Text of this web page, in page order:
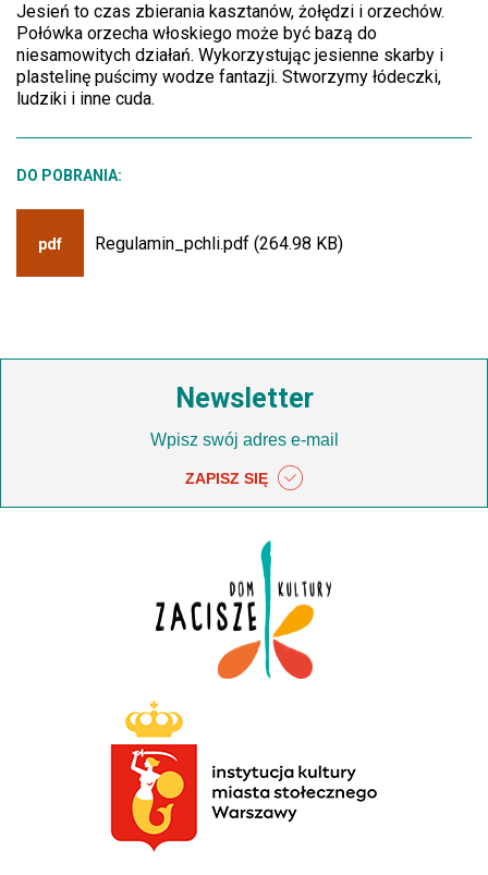
Jesień to czas zbierania kasztanów, żołędzi i orzechów.
Połówka orzecha włoskiego może być bazą do
niesamowitych działań. Wykorzystując jesienne skarby i
plastelinę puścimy wodze fantazji. Stworzymy łódeczki,
ludziki i inne cuda.
DO POBRANIA:
pdf Regulamin_pchli.pdf (264.98 KB)
Newsletter
ZAPISZ SIĘ